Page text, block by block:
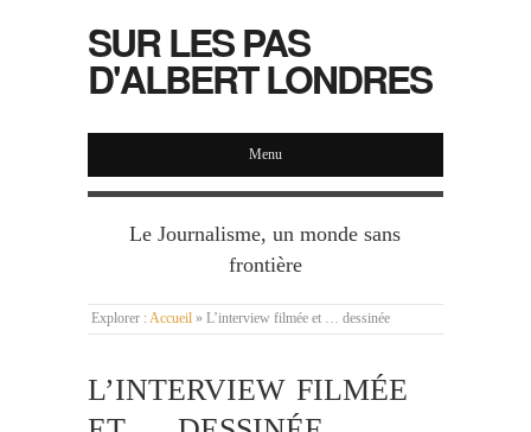
SUR LES PAS
D'ALBERT LONDRES
Menu
Le Journalisme, un monde sans
frontière
Explorer : Accueil » L’interview filmée et … dessinée
L’INTERVIEW FILMÉE